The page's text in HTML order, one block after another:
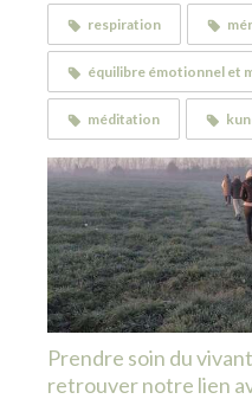
respiration
équilibre émotionnel et
méditation
Prendre soin du
retrouver notre lien